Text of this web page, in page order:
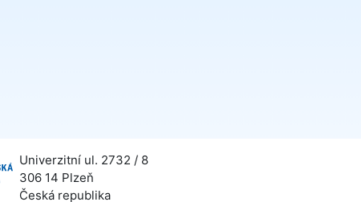
Univerzitní ul. 2732 / 8
306 14 Plzeň
Česká republika